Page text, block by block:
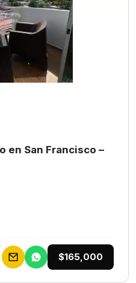
en San Francisco –
$165,000